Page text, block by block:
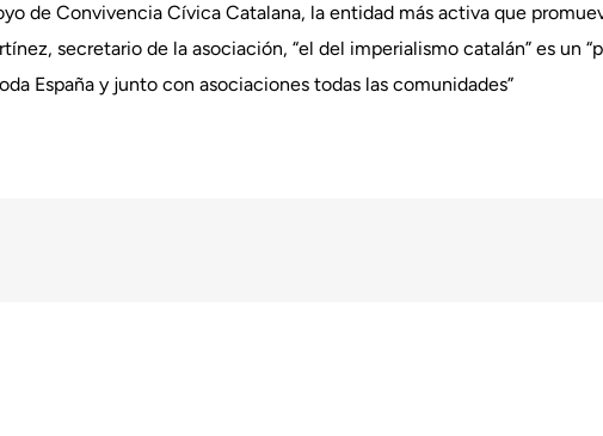
de Convivencia Cívica Catalana, la entidad más activa que
secretario de la asociación, “el del imperialismo catalán” es un
España y junto con asociaciones todas las comunidades”